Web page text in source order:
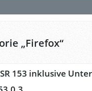
„Firefox“
153 inklusive